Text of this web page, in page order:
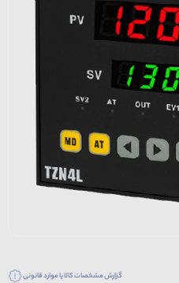
گزارش مشخصات کالا یا موارد قانونی